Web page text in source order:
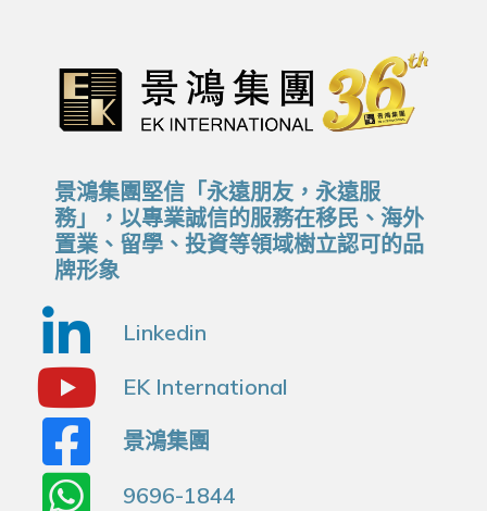
景鴻集團堅信「永遠朋友，永遠服
務」，以專業誠信的服務在移民、海外
置業、留學、投資等領域樹立認可的品
牌形象
Linkedin
EK International
景鴻集團
9696-1844